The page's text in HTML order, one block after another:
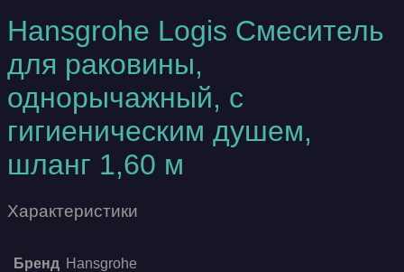
Hansgrohe Logis Смеситель
для раковины,
однорычажный, с
гигиеническим душем,
шланг 1,60 м
Характеристики
Бренд Hansgrohe